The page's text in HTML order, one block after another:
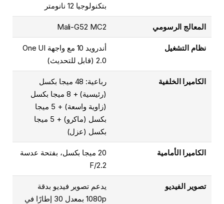
بتكنولوجيا 12 نانومتر
المعالج الرسومي Mali-G52 MC2
نظام التشغيل
أندرويد 10 مع واجهة One UI
2.0 (قابل للتحديث)
الكاميرا الخلفية
رباعية: 48 ميجا بكسل
(رئيسية) + 8 ميجا بكسل
(زاوية واسعة) + 5 ميجا
بكسل (ماكرو) + 5 ميجا
بكسل (عزل)
الكاميرا الأمامية
20 ميجا بكسل، بفتحة عدسة
F/2.2
تصوير الفيديو
يدعم تصوير فيديو بدقة
1080p بمعدل 30 إطارًا في